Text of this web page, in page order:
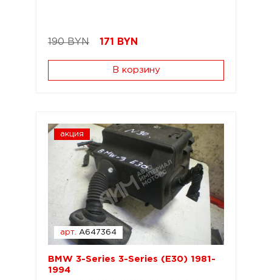
190 BYN 171 BYN
В корзину
акция
арт. A647364
BMW 3-Series 3-Series (E30) 1981-
1994